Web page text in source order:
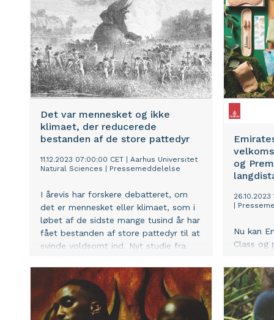
verdens truede dyr.
Det var mennesket og ikke
klimaet, der reducerede
bestanden af de store pattedyr
11.12.2023 07:00:00 CET
Aarhus Universitet
Natural Sciences
Pressemeddelelse
I årevis har forskere debatteret, om
det er mennesket eller klimaet, som i
løbet af de sidste mange tusind år har
fået bestanden af store pattedyr til at
svinde voldsomt ind. Nyt studie fra
ikke kan være forklaringen.
og
26.10.2023
Nu kan
Class og
forkælet
for